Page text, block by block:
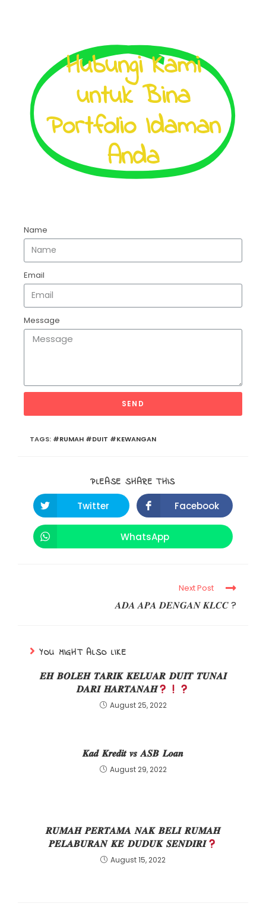
Hubungi Kami
untuk Bina
Portfolio Idaman
Anda
Name
Email
Message
SEND
TAGS: #RUMAH #DUIT #KEWANGAN
PLEASE SHARE THIS
Twitter
Facebook
WhatsApp
Next Post
𝑨𝑫𝑨 𝑨𝑷𝑨 𝑫𝑬𝑵𝑮𝑨𝑵 𝑲𝑳𝑪𝑪 ?
YOU MIGHT ALSO LIKE
𝑬𝑯 𝑩𝑶𝑳𝑬𝑯 𝑻𝑨𝑹𝑰𝑲 𝑲𝑬𝑳𝑼𝑨𝑹 𝑫𝑼𝑰𝑻 𝑻𝑼𝑵𝑨𝑰
𝑫𝑨𝑹𝑰 𝑯𝑨𝑹𝑻𝑨𝑵𝑨𝑯
August 25, 2022
𝑲𝒂𝒅 𝑲𝒓𝒆𝒅𝒊𝒕 𝒗𝒔 𝑨𝑺𝑩 𝑳𝒐𝒂𝒏
August 29, 2022
𝑹𝑼𝑴𝑨𝑯 𝑷𝑬𝑹𝑻𝑨𝑴𝑨 𝑵𝑨𝑲 𝑩𝑬𝑳𝑰 𝑹𝑼𝑴𝑨𝑯
𝑷𝑬𝑳𝑨𝑩𝑼𝑹𝑨𝑵 𝑲𝑬 𝑫𝑼𝑫𝑼𝑲 𝑺𝑬𝑵𝑫𝑰𝑹𝑰
August 15, 2022